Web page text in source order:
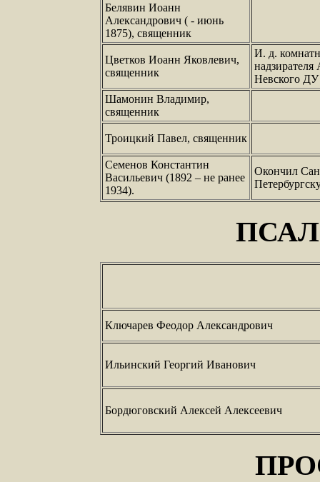
Белявин Иоанн
Александрович ( - июнь
1875), священник
Цветков Иоанн Яковлевич,
священник
И. д.
надзирателя
Невского ДУ
Шамонин Владимир,
священник
Троицкий Павел, священник
Семенов Константин
Васильевич (1892 – не ранее
1934).
Окончил
Ключарев Феодор Александрович
Ильинский Георгий Иванович
Бордюговский Алексей Алексеевич